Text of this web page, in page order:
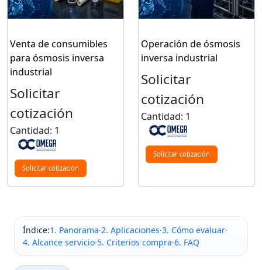
Venta de consumibles
para ósmosis inversa
industrial
Solicitar
cotización
Cantidad: 1
Solicitar cotización
Operación de ósmosis
inversa industrial
Solicitar
cotización
Cantidad: 1
Solicitar cotización
Índice:1. Panorama·2. Aplicaciones·3. Cómo evaluar·
4. Alcance servicio·5. Criterios compra·6. FAQ